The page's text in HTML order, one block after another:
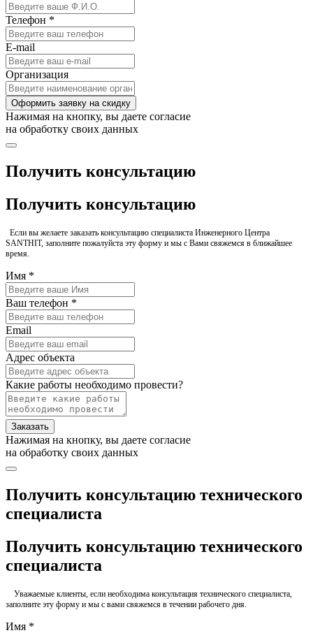
Телефон *
E-mail
Организация
Оформить заявку на скидку
Нажимая на кнопку, вы даете согласие
на обработку своих данных
Получить консультацию
Получить консультацию
Если вы желаете заказать консультацию специалиста Инженерного Центра
SANTHIT, заполните пожалуйста эту форму и мы с Вами свяжемся в ближайшее
время.
Имя *
Ваш телефон *
Email
Адрес объекта
Какие работы необходимо провести?
Заказать
Нажимая на кнопку, вы даете согласие
на обработку своих данных
Получить консультацию технического
специалиста
Получить консультацию технического
специалиста
Уважаемые клиенты, если необходима консультация технического специалиста,
заполните эту форму и мы с вами свяжемся в течении рабочего дня.
Имя *